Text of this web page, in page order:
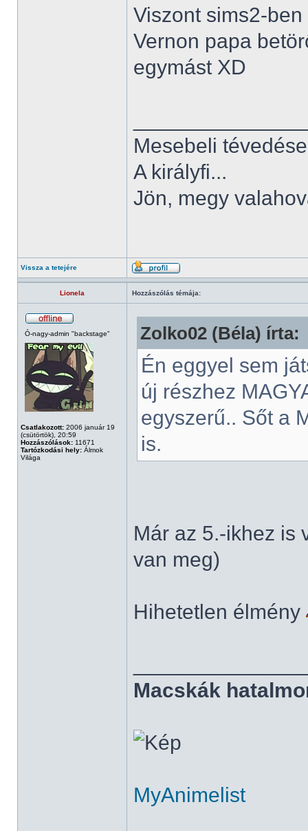
Viszont sims2-
Vernon papa
egymást XD
Mesebeli
A királyfi...
Jön, megy
Vissza a tetejére
Lionela Hozzászólás témája:
Ó-nagy-admin "backstage"
Csatlakozott: 2006 január 19
(csütörtök), 20:59
Hozzászólások: 11671
Tartózkodási hely: Álmok
Világa
Zolko02 (Béla) írta:
Én eggyel sem
új részhez
egyszerű.. Sőt a
is.
Már az 5.-ikhez is
van meg)
Hihetetlen élmény
Macskák
MyAnimelist